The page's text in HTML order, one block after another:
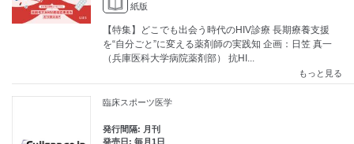
紙版
【特集】どこでも出会う時代のHIV診療 長期療養支援
を“自分ごと”に変える薬剤師の実践知 企画：日笠 真一
（兵庫医科大学病院薬剤部） 抗HI...
もっと見る
臨床スポーツ医学
発行間隔: 月刊
発売日: 毎月1日